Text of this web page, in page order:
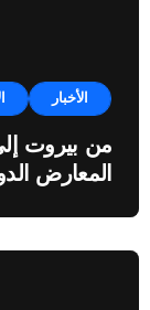
الأخبار
المعارض